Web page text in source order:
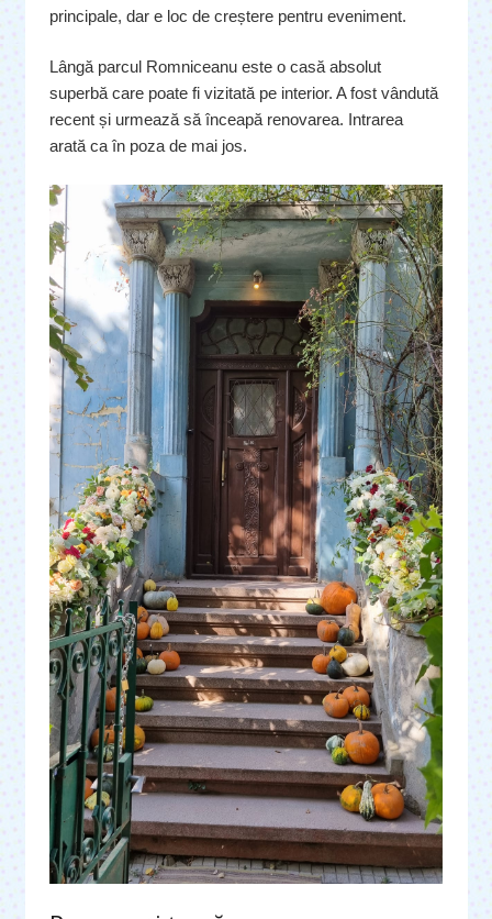
principale, dar e loc de creștere pentru eveniment.
Lângă parcul Romniceanu este o casă absolut
superbă care poate fi vizitată pe interior. A fost vândută
recent și urmează să înceapă renovarea. Intrarea
arată ca în poza de mai jos.